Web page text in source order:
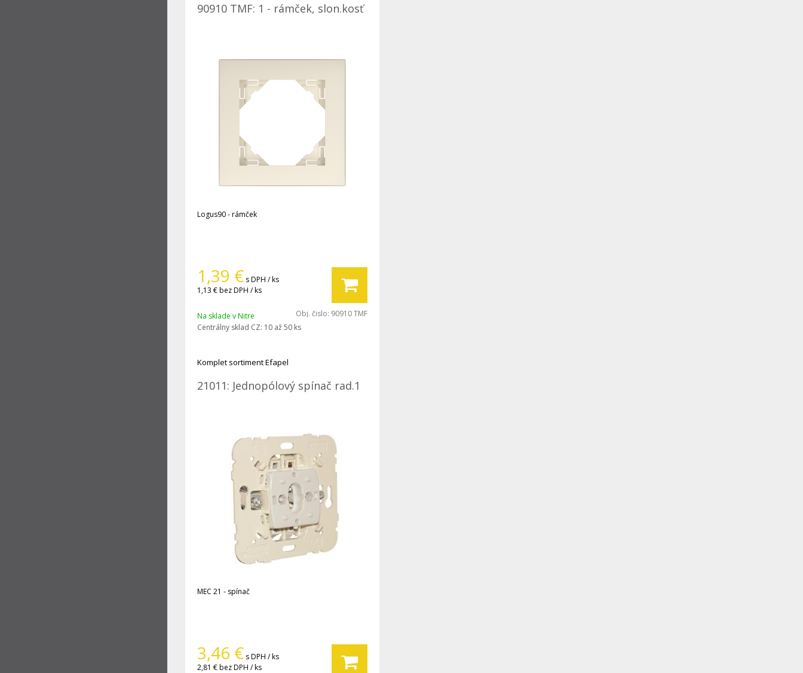
90910 TMF: 1 - rámček, slon.kosť
Logus90 - rámček
1,39 € s DPH / ks
1,13 €bez DPH / ks
Na sklade v Nitre Obj. čislo: 90910 TMF
Centrálny sklad CZ: 10 až 50 ks
Komplet sortiment Efapel
21011: Jednopólový spínač rad.1
MEC 21 - spínač
3,46 € s DPH / ks
2,81 €bez DPH / ks